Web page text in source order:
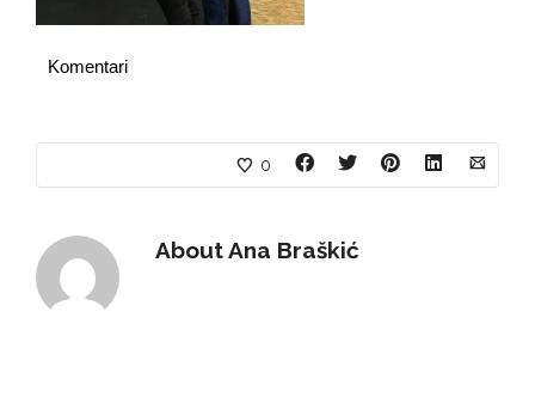
Komentari
0
AboutAna Braškić